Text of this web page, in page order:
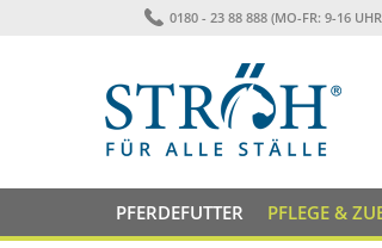
0180 - 23 88 888 (MO-FR: 9-16
PFERDEFUTTER PFLEGE &